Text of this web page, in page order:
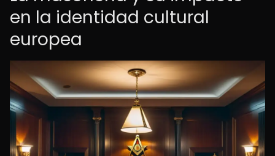
en la identidad cultural
europea